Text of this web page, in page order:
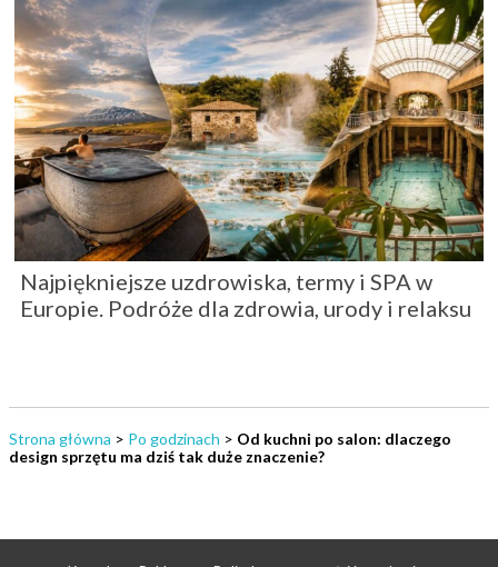
Najpiękniejsze uzdrowiska, termy i SPA w
Europie. Podróże dla zdrowia, urody i relaksu
Strona główna > Po godzinach > Od kuchni po salon: dlaczego
design sprzętu ma dziś tak duże znaczenie?